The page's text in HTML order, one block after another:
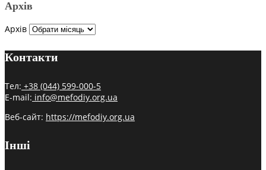
Архів
Архів
Контакти
Тел: +38 (044) 599-000-5
E-mail: info@mefodiy.org.ua
Веб-сайт: https://mefodiy.org.ua
Інші